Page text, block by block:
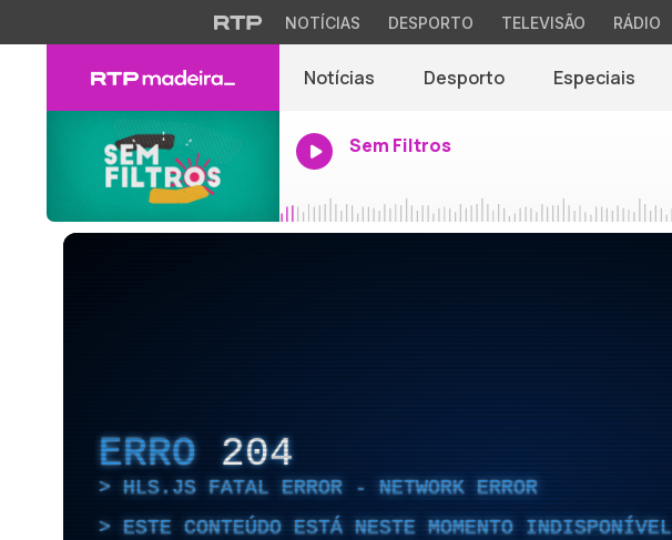
NOTÍCIAS DESPORTO TELEVISÃO RÁDIO
Notícias Desporto Especiais
Sem Filtros
ERRO 204
HLS.JS FATAL ERROR - NETWORK ERROR
ESTE CONTEÚDO ESTÁ NESTE MOMENTO INDISPONÍVEL